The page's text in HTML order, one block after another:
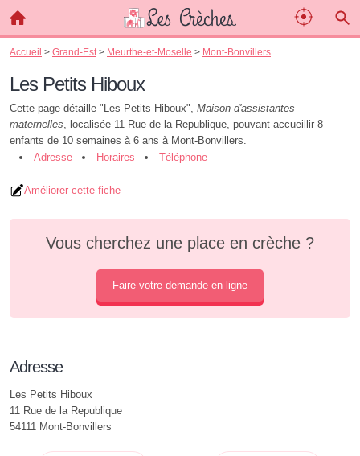
Accueil > Grand-Est > Meurthe-et-Moselle > Mont-Bonvillers
Les Petits Hiboux
Cette page détaille "Les Petits Hiboux", Maison d'assistantes
maternelles, localisée 11 Rue de la Republique, pouvant accueillir 8
enfants de 10 semaines à 6 ans à Mont-Bonvillers.
Adresse
Horaires Téléphone
Améliorer cette fiche
Vous cherchez une place en crèche ?
Faire votre demande en ligne
Adresse
Les Petits Hiboux
11 Rue de la Republique
54111 Mont-Bonvillers